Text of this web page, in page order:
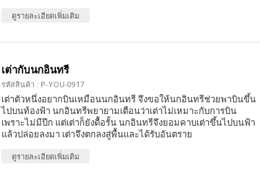
ดูรายละเอียดเพิ่มเติม
เต่ากับนกอินทรี
รหัสสินค้า : P-YOU-0917
เต่าตัวหนึ่งอยากบินเหมือนนกอินทรี จึงขอให้นกอินทรีช่วยพาบินขึ้น
ไปบนท้องฟ้า นกอินทรีพยายามเตือนว่าเต่าไม่เหมาะกับการบิน
เพราะไม่มีปีก แต่เต่าก็ยังดื้อรั้น นกอินทรีจึงยอมคาบเต่าขึ้นไปบนฟ้า
แล้วปล่อยลงมา เต่าจึงตกลงสู่พื้นและได้รับอันตราย
ดูรายละเอียดเพิ่มเติม